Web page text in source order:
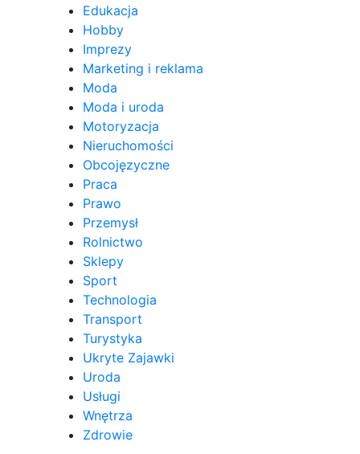
Edukacja
Hobby
Imprezy
Marketing i reklama
Moda
Moda i uroda
Motoryzacja
Nieruchomości
Obcojęzyczne
Praca
Prawo
Przemysł
Rolnictwo
Sklepy
Sport
Technologia
Transport
Turystyka
Ukryte Zajawki
Uroda
Usługi
Wnętrza
Zdrowie